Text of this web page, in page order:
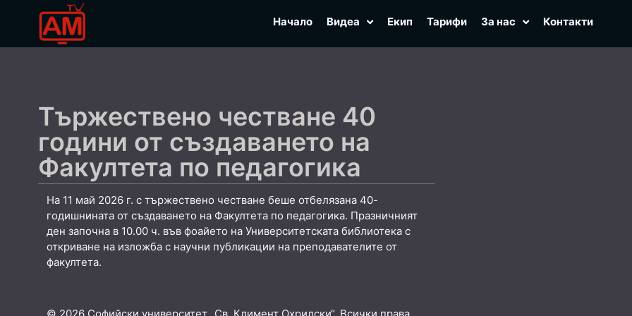
Начало Видеа Екип Тарифи За нас Контакти
Тържествено честване 40
години от създаването на
Факултета по педагогика
На 11 май 2026 г. с тържествено честване беше отбелязана 40-
годишнината от създаването на Факултета по педагогика. Празничният
ден започна в 10.00 ч. във фоайето на Университетската библиотека с
откриване на изложба с научни публикации на преподавателите от
факултета.